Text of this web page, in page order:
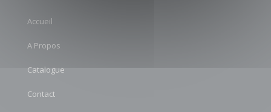
Accueil
A Propos
Catalogue
Contact